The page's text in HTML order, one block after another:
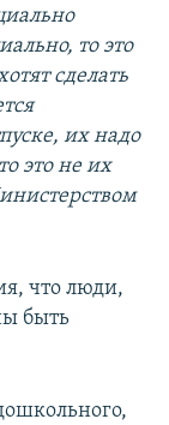
то это
сделать
их надо
это не их
что люди,
быть